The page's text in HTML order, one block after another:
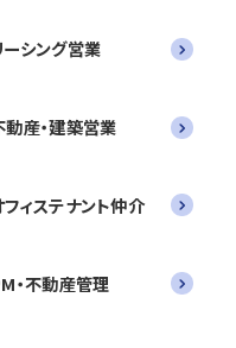
ーシング営業
動産・建築営業
フィステナント仲介
・不動産管理